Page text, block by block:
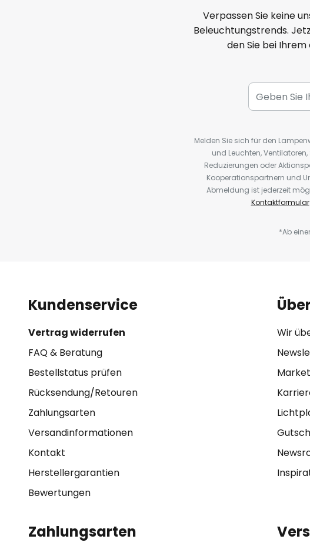
Verpassen Sie keine
Beleuchtungstrends.
den Sie bei
Melden Sie sich für den
und Leuchten,
Reduzierungen oder
Kooperationspartnern und
Abmeldung ist jederzeit
Kontaktformular
*Ab
Kundenservice
Vertrag widerrufen
FAQ & Beratung
Bestellstatus prüfen
Rücksendung/Retouren
Zahlungsarten
Versandinformationen
Kontakt
Herstellergarantien
Bewertungen
Wir
Zahlungsarten